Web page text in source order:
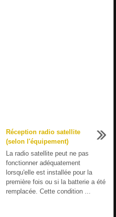
Réception radio satellite
(selon l'équipement)
La radio satellite peut ne pas
fonctionner adéquatement
lorsqu'elle est installée pour la
première fois ou si la batterie a été
remplacée. Cette condition ...